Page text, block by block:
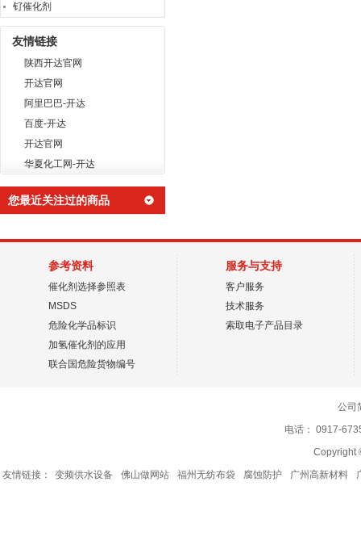
钌催化剂
友情链接
陕西开达官网
开达官网
阿里巴巴-开达
百度-开达
开达官网
华夏化工网-开达
您最近关注过的商品
参考资料
催化剂选择参照表
MSDS
危险化学品标识
加氢催化剂的应用
联合国危险货物编号
服务与支持
客户服务
技术服务
索取电子产品目录
公司
电话： 0917-
Copyright
友情链接：
变频供水设备 佛山做网站 福州无纺布袋 腐蚀防护 广州高新材料